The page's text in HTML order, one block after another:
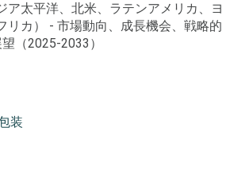
ア太平洋、北米、ラテンアメリカ、ヨ
リカ） - 市場動向、成長機会、戦略的
（2025-2033）
装